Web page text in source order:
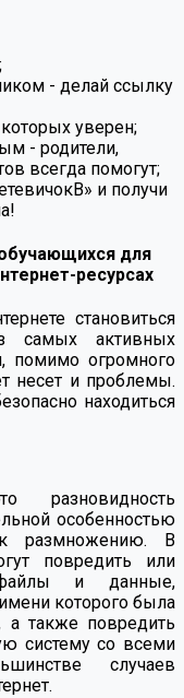
- делай ссылку
уверен;
- родители,
всегда помогут;
и получи
для
ресурсах
становиться
самых активных
помимо огромного
несет и проблемы.
находиться
особенностью
к размножению. В
повредить или
и данные,
которого была
а также повредить
систему со всеми
случаев